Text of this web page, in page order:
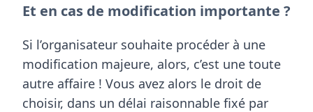
Et en cas de modification importante ?
Si l’organisateur souhaite procéder à une
modification majeure, alors, c’est une toute
autre affaire ! Vous avez alors le droit de
choisir, dans un délai raisonnable fixé par